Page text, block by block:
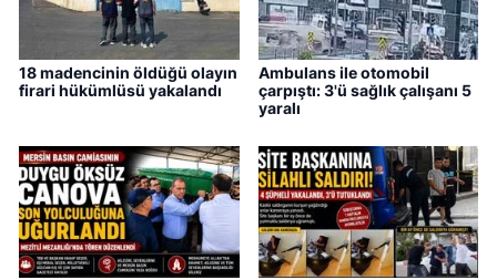
18 madencinin öldüğü olayın
firari hükümlüsü yakalandı
Ambulans ile otomobil
çarpıştı: 3'ü sağlık çalışanı 5
yaralı